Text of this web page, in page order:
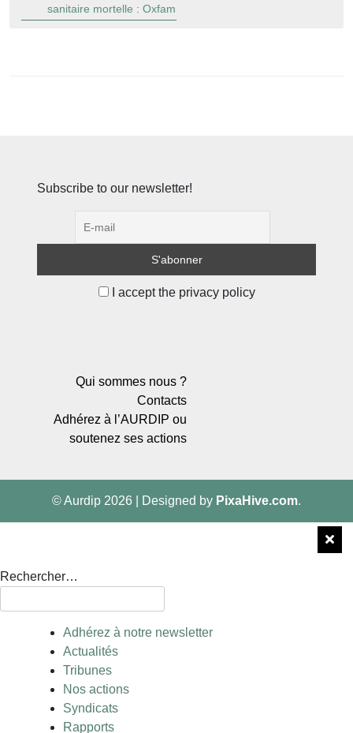
sanitaire mortelle : Oxfam
Subscribe to our newsletter!
I accept the privacy policy
Qui sommes nous ?
Contacts
Adhérez à l’AURDIP ou
soutenez ses actions
© Aurdip 2026 Designed by PixaHive.com.
Rechercher…
Adhérez à notre newsletter
Actualités
Tribunes
Nos actions
Syndicats
Rapports